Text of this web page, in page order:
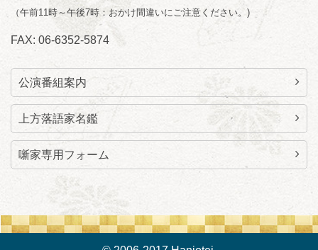
（午前11時～午後7時：おかけ間違いにご注意ください。)
FAX: 06-6352-5874
公演番組案内
上方落語家名鑑
噺家専用フォーム